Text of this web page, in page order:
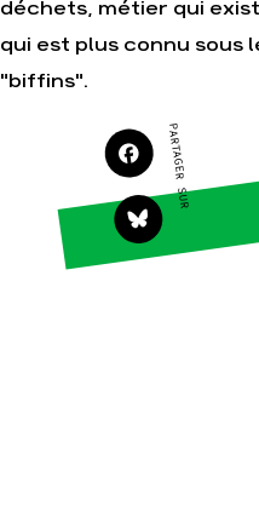
S'engager sur le terrain
Agir au quotidien
Transmettre tout ou
partie de son
patrimoine
Télécharger
gratuitement les
guides éco-citoyens
déchets, métier qui
qui est plus connu sous
"biffins".
PARTAGER SUR